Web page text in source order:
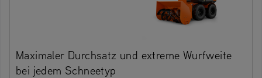
Maximaler Durchsatz und extreme Wurfweite
bei jedem Schneetyp